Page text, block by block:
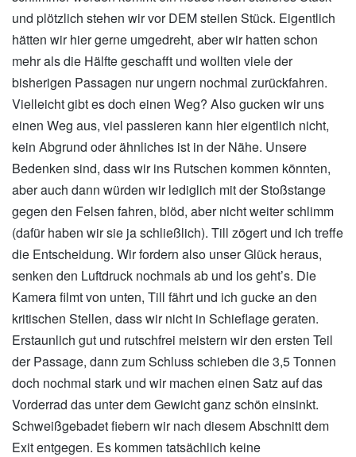
und plötzlich stehen wir vor DEM steilen Stück. Eigentlich
hätten wir hier gerne umgedreht, aber wir hatten schon
mehr als die Hälfte geschafft und wollten viele der
bisherigen Passagen nur ungern nochmal zurückfahren.
Vielleicht gibt es doch einen Weg? Also gucken wir uns
einen Weg aus, viel passieren kann hier eigentlich nicht,
kein Abgrund oder ähnliches ist in der Nähe. Unsere
Bedenken sind, dass wir ins Rutschen kommen könnten,
aber auch dann würden wir lediglich mit der Stoßstange
gegen den Felsen fahren, blöd, aber nicht weiter schlimm
(dafür haben wir sie ja schließlich). Till zögert und ich treffe
die Entscheidung. Wir fordern also unser Glück heraus,
senken den Luftdruck nochmals ab und los geht’s. Die
Kamera filmt von unten, Till fährt und ich gucke an den
kritischen Stellen, dass wir nicht in Schieflage geraten.
Erstaunlich gut und rutschfrei meistern wir den ersten Teil
der Passage, dann zum Schluss schieben die 3,5 Tonnen
doch nochmal stark und wir machen einen Satz auf das
Vorderrad das unter dem Gewicht ganz schön einsinkt.
Schweißgebadet fiebern wir nach diesem Abschnitt dem
Exit entgegen. Es kommen tatsächlich keine